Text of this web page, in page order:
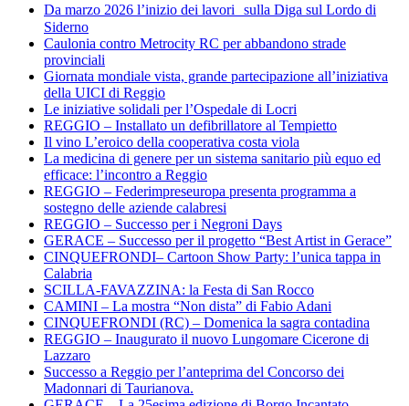
Da marzo 2026 l’inizio dei lavori sulla Diga sul Lordo di
Siderno
Caulonia contro Metrocity RC per abbandono strade
provinciali
Giornata mondiale vista, grande partecipazione all’iniziativa
della UICI di Reggio
Le iniziative solidali per l’Ospedale di Locri
REGGIO – Installato un defibrillatore al Tempietto
Il vino L’eroico della cooperativa costa viola
La medicina di genere per un sistema sanitario più equo ed
efficace: l’incontro a Reggio
REGGIO – Federimpreseuropa presenta programma a
sostegno delle aziende calabresi
REGGIO – Successo per i Negroni Days
GERACE – Successo per il progetto “Best Artist in Gerace”
CINQUEFRONDI– Cartoon Show Party: l’unica tappa in
Calabria
SCILLA-FAVAZZINA: la Festa di San Rocco
CAMINI – La mostra “Non dista” di Fabio Adani
CINQUEFRONDI (RC) – Domenica la sagra contadina
REGGIO – Inaugurato il nuovo Lungomare Cicerone di
Lazzaro
Successo a Reggio per l’anteprima del Concorso dei
Madonnari di Taurianova.